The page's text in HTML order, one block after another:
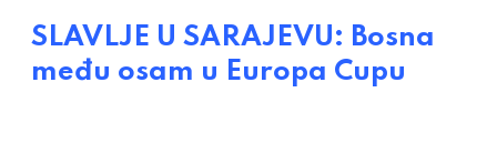
SLAVLJE U SARAJEVU: Bosna
među osam u Europa Cupu